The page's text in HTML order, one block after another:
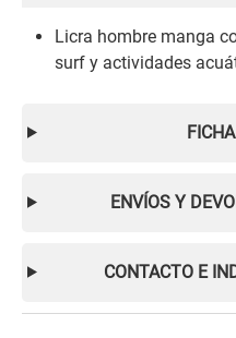
Licra hombre manga
surf y actividades
ENVÍOS Y
CONTACTO E